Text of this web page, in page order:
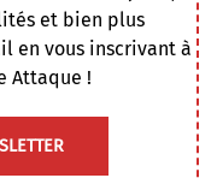
et bien plus
en vous inscrivant à
Attaque !